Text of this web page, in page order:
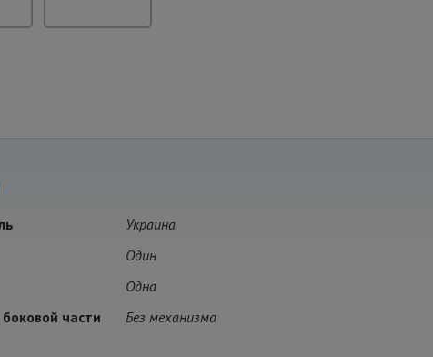
Украина
Один
Одна
части
Без механизма